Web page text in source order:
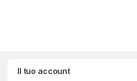
Il tuo account